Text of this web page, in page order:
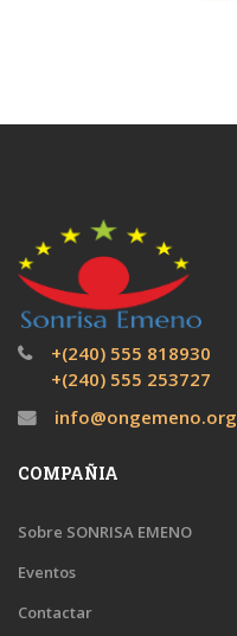
+(240) 555 818930
+(240) 555 253727
info@ongemeno.org
COMPAÑIA
Sobre SONRISA EMENO
Eventos
Contactar